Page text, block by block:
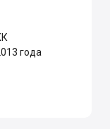
года